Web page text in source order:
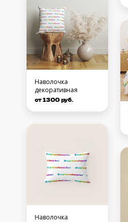
Наволочка
декоративная
от 1300 руб.
Наволочка